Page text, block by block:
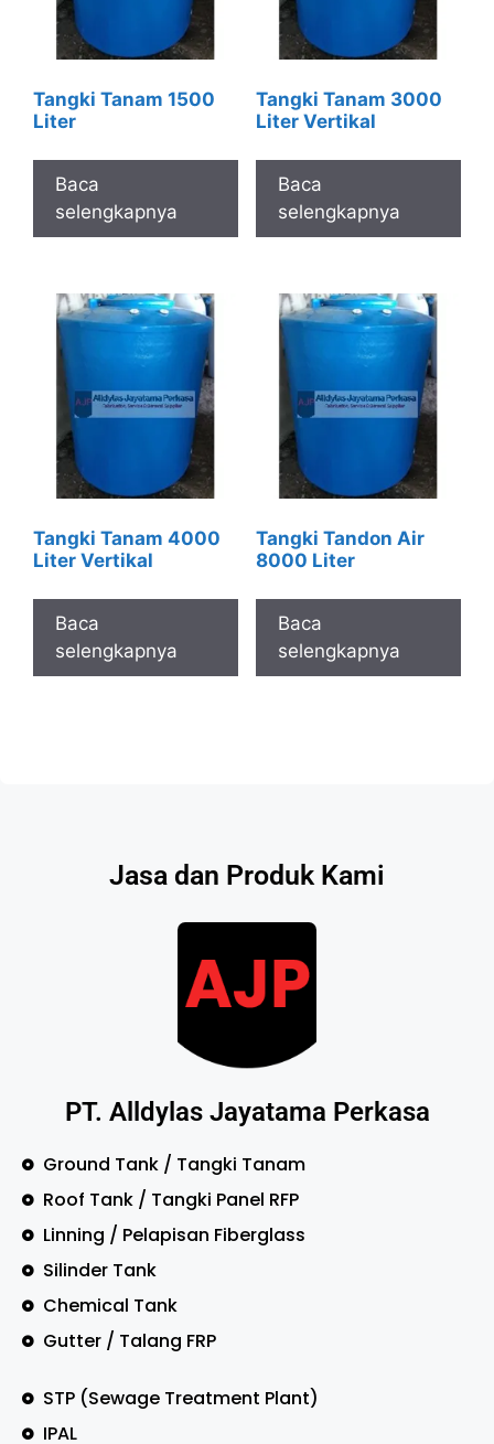
Tangki Tanam 1500
Liter
Baca
selengkapnya
Tangki Tanam 3000
Liter Vertikal
Baca
selengkapnya
Tangki Tanam 4000
Liter Vertikal
Baca
selengkapnya
Tangki Tandon Air
8000 Liter
Baca
selengkapnya
Jasa dan Produk Kami
PT. Alldylas Jayatama Perkasa
Ground Tank / Tangki Tanam
Roof Tank / Tangki Panel RFP
Linning / Pelapisan Fiberglass
Silinder Tank
Chemical Tank
Gutter / Talang FRP
STP (Sewage Treatment Plant)
IPAL